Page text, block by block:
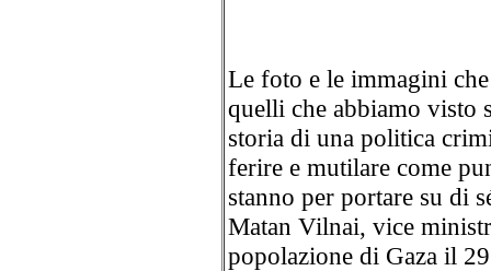
Le foto e le immagini
quelli che abbiamo visto
storia di una politica
ferire e mutilare come
stanno per portare su di
Matan Vilnai, vice
popolazione di Gaza il